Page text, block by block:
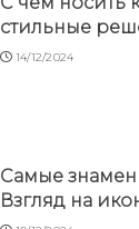
стильные
14/12/2024
Самые
Взгляд на